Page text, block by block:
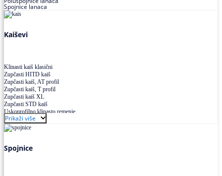
Spojnice lanaca
Kaiševi
Klinasti kaiš klasični
Zupčasti HITD kaiš
Zupčasti kaiš, AT profil
Zupčasti kaiš, T profil
Zupčasti kaiš XL
Zupčasti STD kaiš
Uskoprofilno klinasto remenje
Uskoprofilno klinasto remenje spojeno
Uskoprofilno klinasto remenje XP extra power
Višekanalno remenje PJ,PK
Prikaži više
Spojnice